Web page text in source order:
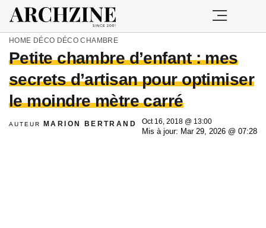
HOME DÉCO DÉCO CHAMBRE
Petite chambre d’enfant : mes
secrets d’artisan pour optimiser
le moindre mètre carré
AUTEUR MARION BERTRAND
Oct 16, 2018 @ 13:00
Mis à jour: Mar 29, 2026 @ 07:28